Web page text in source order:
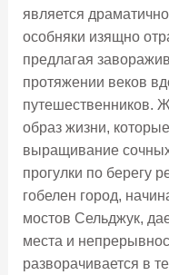
является
особняки изящно
предлагая
протяжении веков
путешественников.
образ жизни,
выращивание
прогулки по берегу
гобелен город,
мостов Сельджук,
места и
разворачивается в